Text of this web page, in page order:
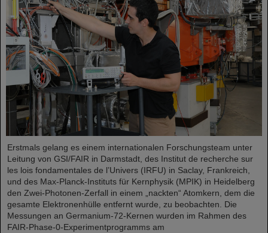
Erstmals gelang es einem internationalen Forschungsteam unter
Leitung von GSI/FAIR in Darmstadt, des Institut de recherche sur
les lois fondamentales de l’Univers (IRFU) in Saclay, Frankreich,
und des Max-Planck-Instituts für Kernphysik (MPIK) in Heidelberg
den Zwei-Photonen-Zerfall in einem „nackten“ Atomkern, dem die
gesamte Elektronenhülle entfernt wurde, zu beobachten. Die
Messungen an Germanium-72-Kernen wurden im Rahmen des
FAIR-Phase-0-Experimentprogramms am